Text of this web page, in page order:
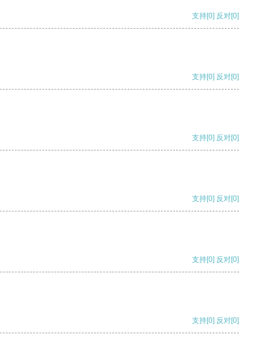
支持[0] 反对[0]
支持[0] 反对[0]
支持[0] 反对[0]
支持[0] 反对[0]
支持[0] 反对[0]
支持[0] 反对[0]